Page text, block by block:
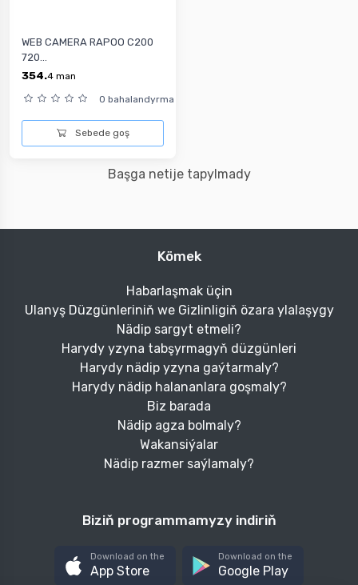
WEB CAMERA RAPOO C200
720...
354.4 man
0 bahalandyrma
Sebede goş
Başga netije tapylmady
Kömek
Habarlaşmak üçin
Ulanyş Düzgünleriniň we Gizlinligiň özara ylalaşygy
Nädip sargyt etmeli?
Harydy yzyna tabşyrmagyň düzgünleri
Harydy nädip yzyna gaýtarmaly?
Harydy nädip halananlara goşmaly?
Biz barada
Nädip agza bolmaly?
Wakansiýalar
Nädip razmer saýlamaly?
Biziň programmamyzy indiriň
Download on the
App Store
Download on the
Google Play